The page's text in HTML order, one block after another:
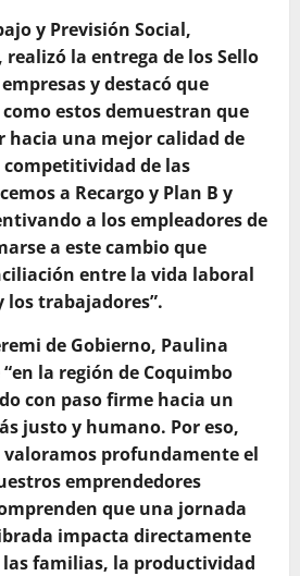
y Previsión Social,
la entrega de los Sello
y destacó que
estos demuestran que
hacia una mejor calidad de
de las
a Recargo y Plan B y
a los empleadores de
a este cambio que
entre la vida laboral
los trabajadores”.
de Gobierno, Paulina
la región de Coquimbo
con paso firme hacia un
justo y humano. Por eso,
valoramos profundamente el
emprendedores
que una jornada
impacta directamente
las familias, la productividad